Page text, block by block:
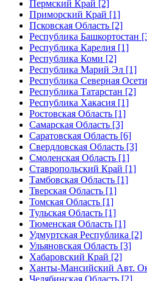
Пермский Край [2]
Приморский Край [1]
Псковская Область [2]
Республика Башкортостан
Республика Карелия [1]
Республика Коми [2]
Республика Марий Эл [1]
Республика Северная
Республика Татарстан [2]
Республика Хакасия [1]
Ростовская Область [1]
Самарская Область [3]
Саратовская Область [6]
Свердловская Область [3]
Смоленская Область [1]
Ставропольский Край [1]
Тамбовская Область [1]
Тверская Область [1]
Томская Область [1]
Тульская Область [1]
Тюменская Область [1]
Удмуртская Республика [2]
Ульяновская Область [3]
Хабаровский Край [2]
Ханты-Мансийский Авт.
Челябинская Область [2]